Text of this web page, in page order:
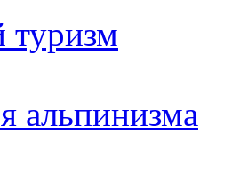
туризм
альпинизма